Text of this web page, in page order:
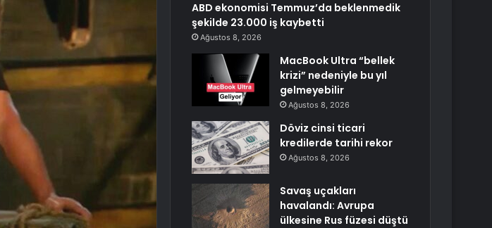
ABD ekonomisi Temmuz’da beklenmedik
şekilde 23.000 iş kaybetti
Ağustos 8, 2026
MacBook Ultra “bellek
krizi” nedeniyle bu yıl
gelmeyebilir
Ağustos 8, 2026
Döviz cinsi ticari
kredilerde tarihi rekor
Ağustos 8, 2026
Savaş uçakları
havalandı: Avrupa
ülkesine Rus füzesi düştü